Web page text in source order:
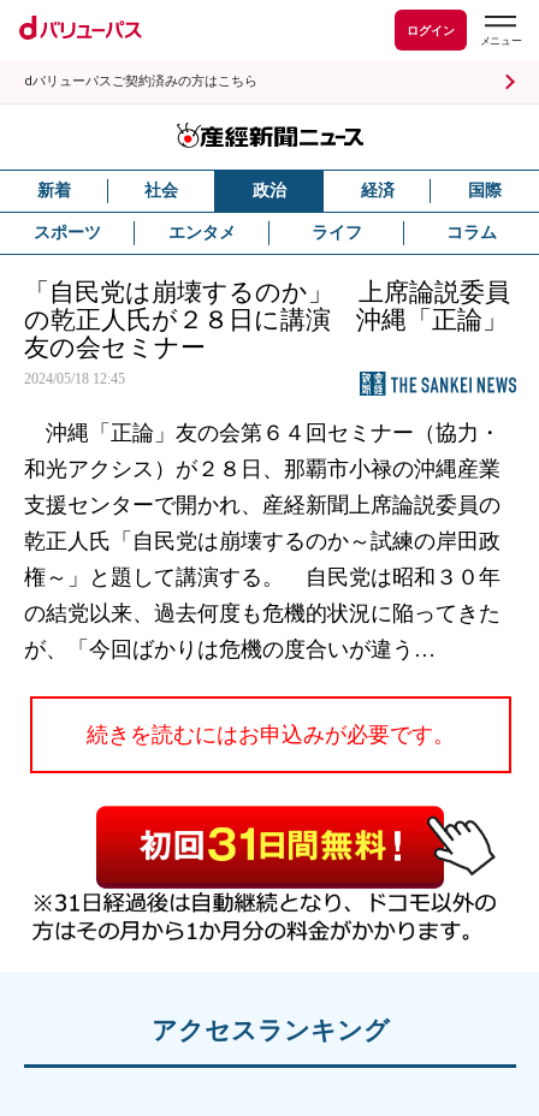
ログイン
dバリューパスご契約済みの方はこちら
新着 社会 政治 経済 国際
スポーツ エンタメ ライフ コラム
「自民党は崩壊するのか」 上席論説委員
の乾正人氏が２８日に講演 沖縄「正論」
友の会セミナー
2024/05/18 12:45
沖縄「正論」友の会第６４回セミナー（協力・
和光アクシス）が２８日、那覇市小禄の沖縄産業
支援センターで開かれ、産経新聞上席論説委員の
乾正人氏「自民党は崩壊するのか～試練の岸田政
権～」と題して講演する。 自民党は昭和３０年
の結党以来、過去何度も危機的状況に陥ってきた
が、「今回ばかりは危機の度合いが違う…
続きを読むにはお申込みが必要です。
アクセスランキング